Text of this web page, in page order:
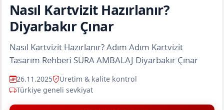
Nasıl Kartvizit Hazırlanır?
Diyarbakır Çınar
Nasıl Kartvizit Hazırlanır? Adım Adım Kartvizit
Tasarım Rehberi SÜRA AMBALAJ Diyarbakır Çınar
26.11.2025
Üretim & kalite kontrol
Türkiye geneli sevkiyat